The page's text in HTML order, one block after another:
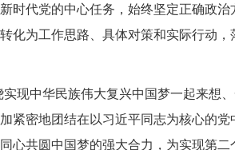
代党的中心任务，始终坚定正确政治
化为工作思路、具体对策和实际行动
中华民族伟大复兴中国梦一起来想、
紧密地团结在以习近平同志为核心的
心共圆中国梦的强大合力，为实现第